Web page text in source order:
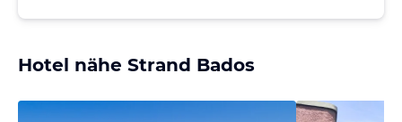
Hotel nähe Strand Bados